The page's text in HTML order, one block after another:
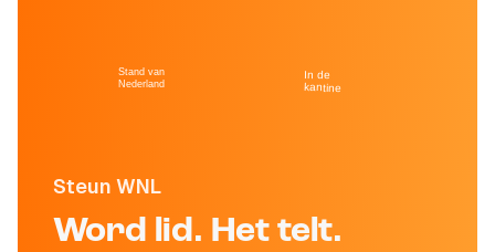
Steun WNL
Word lid. Het telt.
Stand van
Nederland
In de
kantine